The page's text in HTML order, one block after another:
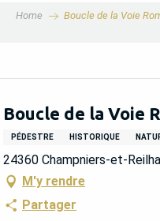
Home Boucle de la Voie
Boucle de la Voie
PÉDESTRE HISTORIQUE
24360 Champniers-et-
M'y rendre
Partager